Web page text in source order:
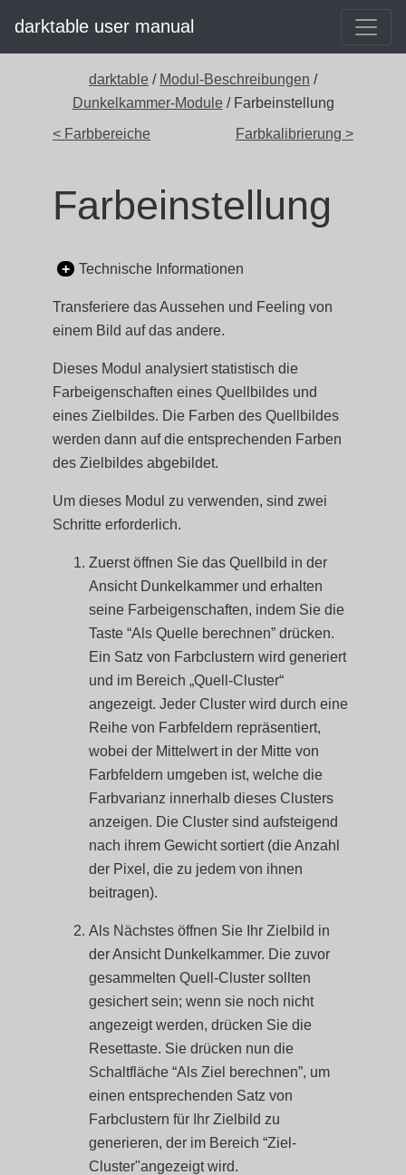
darktable user manual
darktable / Modul-Beschreibungen /
Dunkelkammer-Module / Farbeinstellung
< Farbbereiche
Farbkalibrierung >
Farbeinstellung
Technische Informationen
Transferiere das Aussehen und Feeling von
einem Bild auf das andere.
Dieses Modul analysiert statistisch die
Farbeigenschaften eines Quellbildes und
eines Zielbildes. Die Farben des Quellbildes
werden dann auf die entsprechenden Farben
des Zielbildes abgebildet.
Um dieses Modul zu verwenden, sind zwei
Schritte erforderlich.
Zuerst öffnen Sie das Quellbild in der
Ansicht Dunkelkammer und erhalten
seine Farbeigenschaften, indem Sie die
Taste “Als Quelle berechnen” drücken.
Ein Satz von Farbclustern wird generiert
und im Bereich „Quell-Cluster“
angezeigt. Jeder Cluster wird durch eine
Reihe von Farbfeldern repräsentiert,
wobei der Mittelwert in der Mitte von
Farbfeldern umgeben ist, welche die
Farbvarianz innerhalb dieses Clusters
anzeigen. Die Cluster sind aufsteigend
nach ihrem Gewicht sortiert (die Anzahl
der Pixel, die zu jedem von ihnen
beitragen).
Als Nächstes öffnen Sie Ihr Zielbild in
der Ansicht Dunkelkammer. Die zuvor
gesammelten Quell-Cluster sollten
gesichert sein; wenn sie noch nicht
angezeigt werden, drücken Sie die
Resettaste. Sie drücken nun die
Schaltfläche “Als Ziel berechnen”, um
einen entsprechenden Satz von
Farbclustern für Ihr Zielbild zu
generieren, der im Bereich “Ziel-
Cluster"angezeigt wird.